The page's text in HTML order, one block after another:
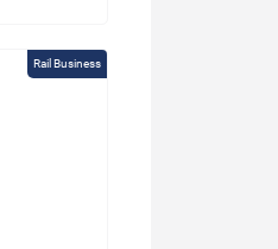
Rail Business